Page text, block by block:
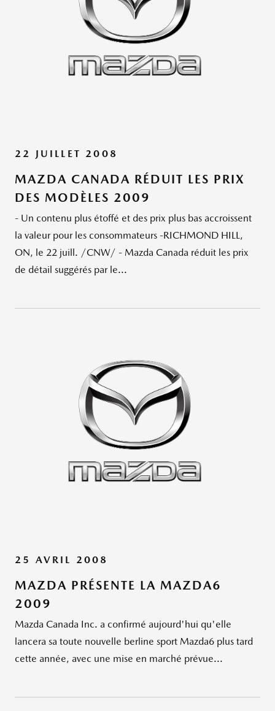
22 JUILLET 2008
MAZDA CANADA RÉDUIT LES PRIX
DES MODÈLES 2009
- Un contenu plus étoffé et des prix plus bas accroissent
la valeur pour les consommateurs -RICHMOND HILL,
ON, le 22 juill. /CNW/ - Mazda Canada réduit les prix
de détail suggérés par le...
25 AVRIL 2008
MAZDA PRÉSENTE LA MAZDA6
2009
Mazda Canada Inc. a confirmé aujourd'hui qu'elle
lancera sa toute nouvelle berline sport Mazda6 plus tard
cette année, avec une mise en marché prévue...